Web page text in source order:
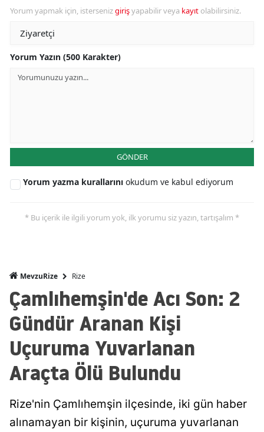
Yorum yapmak için, istersenizgirişyapabilir veya kayıt olabilirsiniz.
Yorum Yazın (500 Karakter)
GÖNDER
Yorum yazma kurallarını okudum ve kabul ediyorum
* Bu içerik ile ilgili yorum yok, ilk yorumu siz yazın, tartışalım *
MevzuRize Rize
Çamlıhemşin'de Acı Son: 2
Gündür Aranan Kişi
Uçuruma Yuvarlanan
Araçta Ölü Bulundu
Rize'nin Çamlıhemşin ilçesinde, iki gün haber
alınamayan bir kişinin, uçuruma yuvarlanan